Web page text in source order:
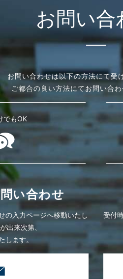
お問い合
お問い合わせは以下の方法にて受
ご都合の良い方法にてお問い合わ
でもOK
い合わせ
の入力ページへ移動いたし
出来次第、
します。
受付